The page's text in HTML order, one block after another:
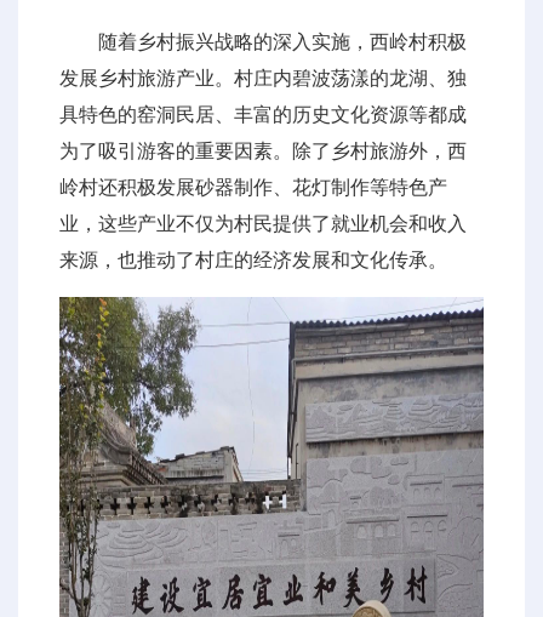
随着乡村振兴战略的深入实施，西岭村积极
发展乡村旅游产业。村庄内碧波荡漾的龙湖、独
具特色的窑洞民居、丰富的历史文化资源等都成
为了吸引游客的重要因素。除了乡村旅游外，西
岭村还积极发展砂器制作、花灯制作等特色产
业，这些产业不仅为村民提供了就业机会和收入
来源，也推动了村庄的经济发展和文化传承。